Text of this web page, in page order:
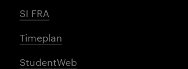
SI FRA
Timeplan
StudentWeb